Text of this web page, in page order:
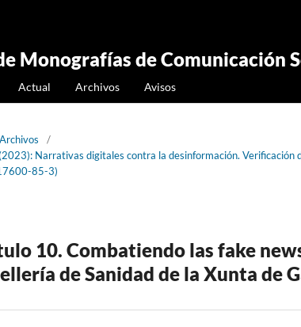
Monografías de Comunicación
Actual Archivos Avisos
Archivos
/
Narrativas digitales contra la desinformación. Verificación
85-3)
10. Combatiendo las fake
de Sanidad de la Xunta de